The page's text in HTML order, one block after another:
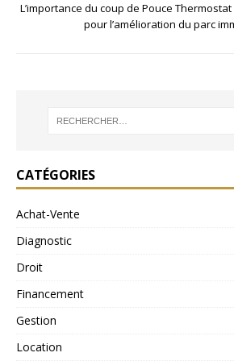
L’importance du coup de Pouce Thermostat
pour l’amélioration du parc
CATÉGORIES
Achat-Vente
Diagnostic
Droit
Financement
Gestion
Location